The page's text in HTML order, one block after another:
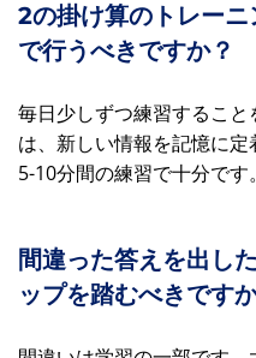
2の掛け算のトレー
で行うべきですか？
毎日少しずつ練習するこ
は、新しい情報を記憶に
5-10分間の練習で十分です。
間違った答えを出し
ップを踏むべきです